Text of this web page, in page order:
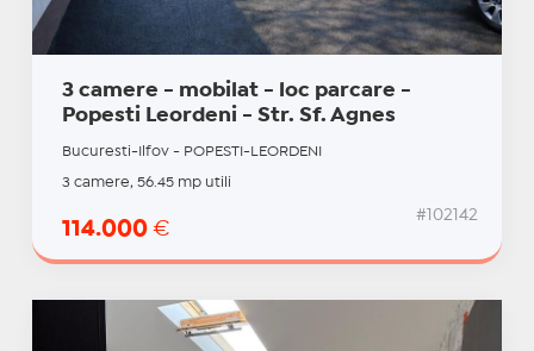
3 camere - mobilat - loc parcare -
Popesti Leordeni - Str. Sf. Agnes
Bucuresti-Ilfov - POPESTI-LEORDENI
3 camere, 56.45 mp utili
114.000 €
#102142